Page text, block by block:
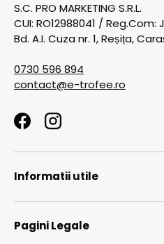
S.C. PRO MARKETING S.R.L.
CUI: RO12988041 / Reg.Com:
Bd. A.I. Cuza nr. 1, Reșița,
0730 596 894
contact@e-trofee.ro
FacebookInstagram
Informatii utile
Pagini Legale